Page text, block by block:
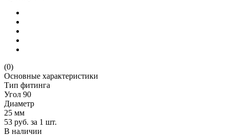
(0)
Основные характеристики
Тип фитинга
Угол 90
Диаметр
25 мм
53 руб. за 1 шт.
В наличии